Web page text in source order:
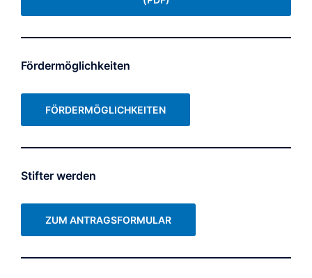
Fördermöglichkeiten
FÖRDERMÖGLICHKEITEN
Stifter werden
ZUM ANTRAGSFORMULAR